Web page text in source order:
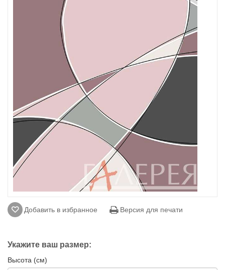
Добавить в избранное Версия для печати
Укажите ваш размер:
Высота (см)